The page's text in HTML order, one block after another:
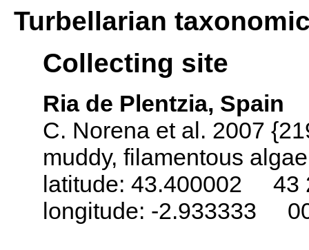
Turbellarian
Collecting site
Ria de Plentzia, Spain
C. Norena et al. 2007
muddy, filamentous algae
latitude: 43.400002 43
longitude: -2.933333